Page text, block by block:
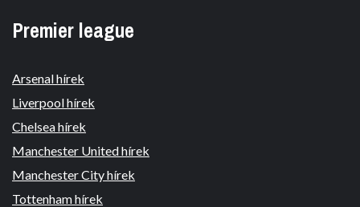
Premier league
Arsenal hírek
Liverpool hírek
Chelsea hírek
Manchester United hírek
Manchester City hírek
Tottenham hírek